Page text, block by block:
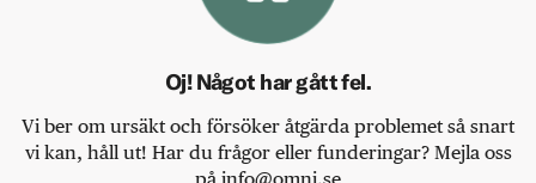
Oj! Något har gått fel.
Vi ber om ursäkt och försöker åtgärda problemet så snart
vi kan, håll ut! Har du frågor eller funderingar? Mejla oss